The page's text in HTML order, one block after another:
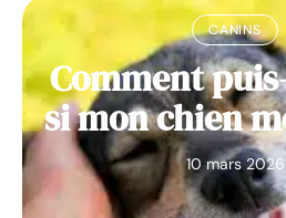
CANINS
Comment
si mon chien
10 mars 2026